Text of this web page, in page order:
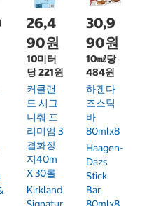
26,4
90원
10미터
당 221원
커클랜
드 시그
니춰 프
리미엄 3
겹화장
지40m
X 30롤
Kirkland
30,9
90원
10㎖당
484원
하겐다
즈스틱
바
80mlx8
Haagen-
Dazs
Stick
Bar